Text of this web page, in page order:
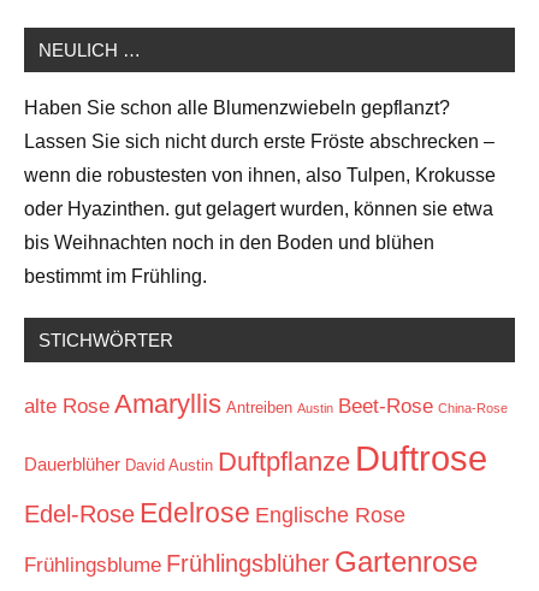
NEULICH …
Haben Sie schon alle Blumenzwiebeln gepflanzt?
Lassen Sie sich nicht durch erste Fröste abschrecken –
wenn die robustesten von ihnen, also Tulpen, Krokusse
oder Hyazinthen. gut gelagert wurden, können sie etwa
bis Weihnachten noch in den Boden und blühen
bestimmt im Frühling.
STICHWÖRTER
alte Rose Amaryllis Antreiben Austin Beet-Rose China-Rose
Dauerblüher David Austin Duftpflanze Duftrose
Edel-Rose Edelrose Englische Rose
Frühlingsblume Frühlingsblüher Gartenrose